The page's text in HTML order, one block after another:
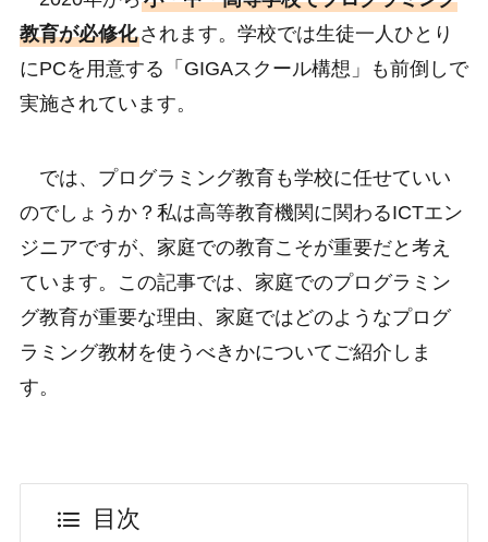
教育が必修化されます。学校では生徒一人ひとり
にPCを用意する「GIGAスクール構想」も前倒しで
実施されています。
では、プログラミング教育も学校に任せていい
のでしょうか？私は高等教育機関に関わるICTエン
ジニアですが、家庭での教育こそが重要だと考え
ています。この記事では、家庭でのプログラミン
グ教育が重要な理由、家庭ではどのようなプログ
ラミング教材を使うべきかについてご紹介しま
す。
目次